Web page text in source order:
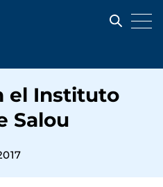
el Instituto
Salou